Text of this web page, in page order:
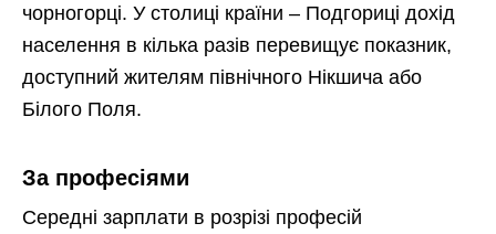
чорногорці. У столиці країни – Подгориці дохід
населення в кілька разів перевищує показник,
доступний жителям північного Нікшича або
Білого Поля.
За професіями
Середні зарплати в розрізі професій